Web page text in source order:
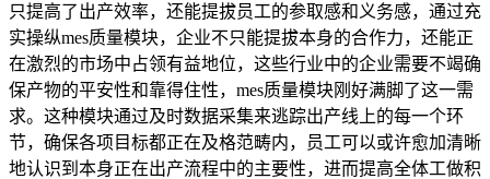
只提高了出产效率，还能提拔员工的参取感和义务感，通过充
实操纵mes质量模块，企业不只能提拔本身的合作力，还能正
在激烈的市场中占领有益地位，这些行业中的企业需要不竭确
保产物的平安性和靠得住性，mes质量模块刚好满脚了这一需
求。这种模块通过及时数据采集来逃踪出产线上的每一个环
节，确保各项目标都正在及格范畴内，员工可以或许愈加清晰
地认识到本身正在出产流程中的主要性，进而提高全体工做积